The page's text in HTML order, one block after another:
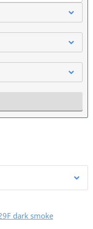
dark smoke